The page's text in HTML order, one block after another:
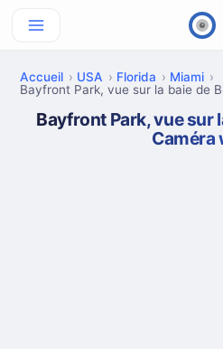
Accueil USA Florida
Miami
Bayfront Park, vue sur la baie de
Bayfront Park, vue sur
Caméra